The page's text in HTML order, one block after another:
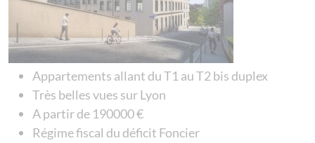
Appartements allant du T1 au T2 bis duplex
Très belles vues sur Lyon
A partir de 190000 €
Régime fiscal du déficit Foncier